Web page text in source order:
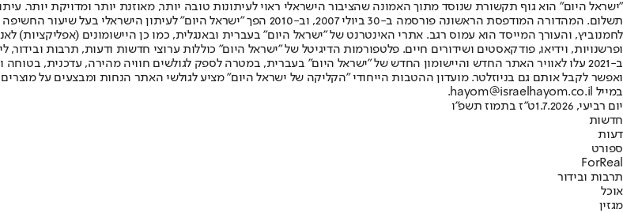
"ישראל היום" הוא גוף תקשורת שנוסד מתוך האמונה שהציבור הישראלי ראוי לעיתונות טובה יותר, מאוזנת יותר ומדויקת יותר.
תשלום. המהדורה המודפסת הראשונה פורסמה ב-30 ביולי 2007, וב-2010 הפך
ופרשנויות, וידיאו, פודקאסטים ושידורים חיים. פלטפורמות הדיגיטל של "ישראל היום" כוללות ערוצי חדשות ודעות, תרבות ובידור,
ב-2021 עלו לאוויר האתר החדש והיישומון החדש של "ישראל היום" בעברית, במטרה לספק לגולשים חוויה מהירה, עדכנית,
ואפשר לקבל אותם גם בניוזלטר. מועדון ההטבות הייחודי "הקליקה של ישראל היום" מציע לגולשי האתר הנחות ומבצעים על
במייל hayom@israelhayom.co.il.
יום רביעי, 1.7.2026
ט"ז בתמוז תשפ"ו
חדשות
דעות
ספורט
ForReal
תרבות ובידור
אוכל
מגזין